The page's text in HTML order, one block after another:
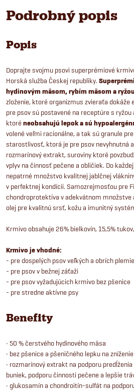
Podrobný popis
Popis
Doprajte svojmu psovi superprémiové
Horská služba Českej republiky.
hydinovým mäsom, rybím mäsom a ryžou
zloženie, ktoré organizmus zvieraťa dokáže
pre psov sú postavené na receptúre s
ktoré neobsahujú lepok a sú
volené veľmi racionálne, a tak sú granule
starostlivosť, ktorá je pre psov nevyhnutná
rozmarínový extrakt, suroviny ktoré
vplyv na činnosť pečene a obličiek. Do
nepatrné množstvo kvalitnej jablčnej
v perfektnej kondícii. Samozrejmosťou pre
chondroprotektíva v adekvátnom množstve
olej pre kvalitnú srsť, kožu a imunitný
Krmivo obsahuje 26% bielkovín, 15,5%
Krmivo je vhodné:
- pre dospelých psov veľkých a obrích
- pre psov v bežnej záťaži
- pre psov vyžadujúcich krmivo bez pšenice
- pre stredne aktívne psy
Benefity
• 50 % čerstvého hydinového mäsa
• bez pšenice a pšeničného lepku na
• rozmarínový extrakt na podporu
buniek, podporu činnosti pečene a lepšie
• glukosamín a chondroitín-sulfát na